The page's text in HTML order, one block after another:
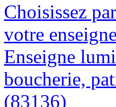
Choisissez
votre
Enseigne
boucherie,
(83136)